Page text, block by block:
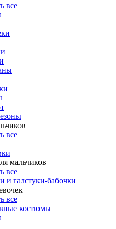
все
все
мальчиков
все
и галстуки-бабочки
все
костюмы